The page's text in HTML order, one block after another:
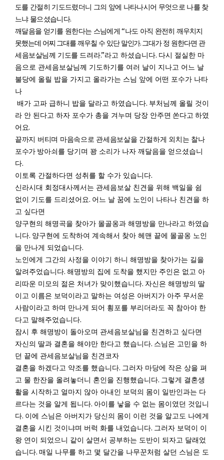
도를 간절히 기도드렸더니 그의 앞에 나타나시어 무엇으로 나를 찾
느냐 물으셨습니다.
깨달음을 얻기를 원한다는 스님에게“나도 아직 완전히 깨 우치지
못했는데 어찌 그대를 깨우칠 수 있단 말인가. 그대가 정 원한다면 관
세음보살님께 기도를 드려라.”라고 하셨습니다. 다시 절실한 마
음으로 관세음보살님께 기도하기를 여러 날이 지나고 어느 날
불당에 올릴 밥을 가지고 올라가는 스님 앞에 어떤 포수가 나타
나
배가 고파 급하니 밥을 달라고 하였습니다. 부처님께 올릴 것이
라 안 된다고 하자 포수가 총을 겨누며 당장 안주면 쏜다고 하였
어요.
끝까지 버티며 마음속으로 관세음보살을 간절하게 외치는 찰나
포수가 방아쇠를 당기며 꽝 소리가 나자 깨달음을 얻으셨습니
다.
이토록 간절하다면 성취를 할 수가 있습니다.
신라시대 회정대사께서는 관세음보살 친견을 위해 백일을 쉼
없이 기도를 드리셨어요. 어느 날 꿈에 노인이 나타나 친견을 하
고 싶다면
양구현의 해명곡을 찾아가 몰골옹과 해명방을 만나라고 하였습
니다. 양구현에 도착하여 계속해서 찾아 헤맨 끝에 몰골옹 노인
을 만나게 되었습니다.
노인에게 그간의 사정을 이야기 하니 해명방을 찾아가는 길을
알려주었습니다. 해명방의 집에 도착을 했지만 주인은 없고 아
리따운 미모의 젊은 처녀가 맞이했습니다. 자신은 해명방의 딸
이고 이름은 보덕이라고 말하는 여성은 아버지가 아주 무서운
사람이라고 하며 만나게 되어 횡포를 부리더라도 꼭 참아야 한
다고 말해주었습니다.
잠시 후 해명방이 돌아오며 관세음보살님을 친견하고 싶다면
자신의 딸과 결혼을 해야만 한다고 했습니다. 스님은 고민을 하
던 끝에 관세음보살님을 친견코자
결혼을 하겠다고 약조를 했습니다. 그러자 마당에 작은 상을 펴
고 물 한잔을 올려놓더니 혼인을 진행했습니다. 그렇게 결혼생
활을 시작하고 얼마지 않아 아내인 보덕의 몸이 일반인과는 다
르다는 것을 알게 됩니다. 아이를 낳을 수 없는 몸이였던 것입니
다. 이에 스님은 아버지가 당신의 몸이 이런 것을 알고도 나에게
결혼을 시킨 것이냐며 버럭 화를 내었습니다. 그러자 보덕이 이
왕 연이 되었으니 같이 살면서 공부하는 도반이 되자고 달래었
습니다. 매일 나무를 하고 몇 달간을 나무꾼처럼 살던 스님은 도